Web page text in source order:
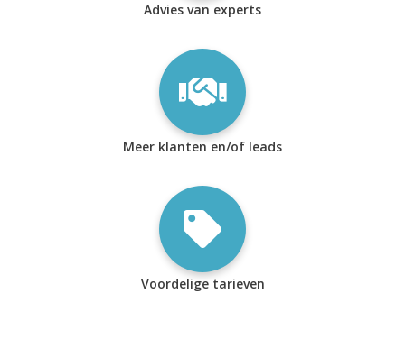
Advies van experts
Meer klanten en/of leads
Voordelige tarieven